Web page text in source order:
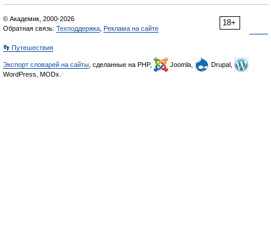
18+
© Академик, 2000-2026
Обратная связь: Техподдержка Реклама на сайте
👣 Путешествия
Экспорт словарей на сайты , сделанные на PHP, Joomla,
Drupal,
WordPress, MODx.